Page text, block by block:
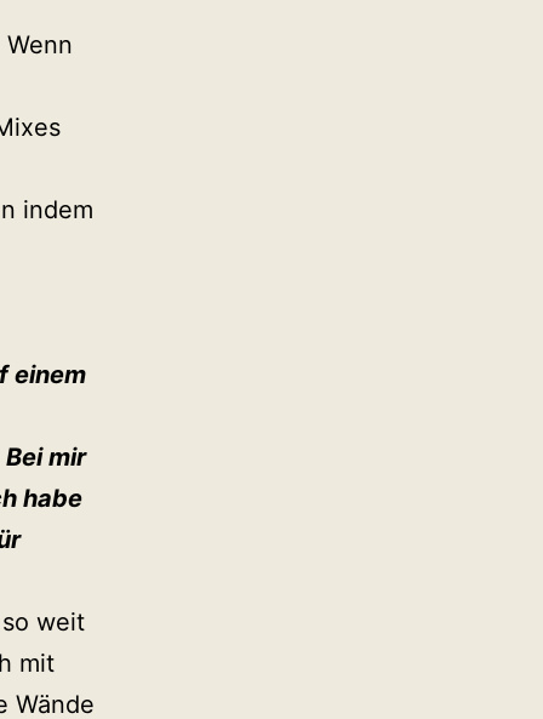
indem
einem
Bei mir
habe
weit
mit
Wände